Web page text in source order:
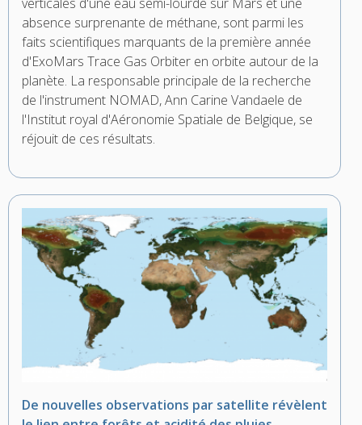
absence surprenante de méthane, sont parmi les
faits scientifiques marquants de la première année
d'ExoMars Trace Gas Orbiter en orbite autour de la
planète. La responsable principale de la recherche
de l'instrument NOMAD, Ann Carine Vandaele de
l'Institut royal d'Aéronomie Spatiale de Belgique, se
réjouit de ces résultats.
De nouvelles observations par satellite révèlent